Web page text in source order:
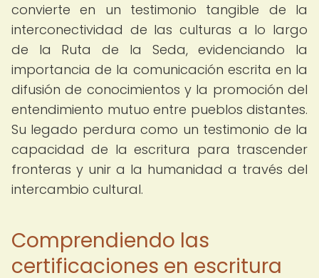
convierte en un testimonio tangible de la
interconectividad de las culturas a lo largo
de la Ruta de la Seda, evidenciando la
importancia de la comunicación escrita en la
difusión de conocimientos y la promoción del
entendimiento mutuo entre pueblos distantes.
Su legado perdura como un testimonio de la
capacidad de la escritura para trascender
fronteras y unir a la humanidad a través del
intercambio cultural.
Comprendiendo las
certificaciones en escritura